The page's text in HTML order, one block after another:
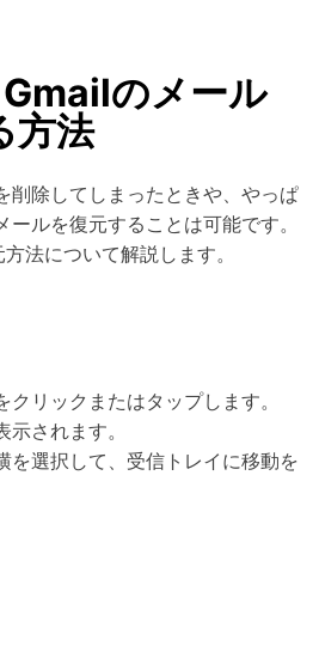
のメール
方法
削除してしまったときや、やっぱ
ールを復元することは可能です。
法について解説します。
リックまたはタップします。
されます。
選択して、受信トレイに移動を